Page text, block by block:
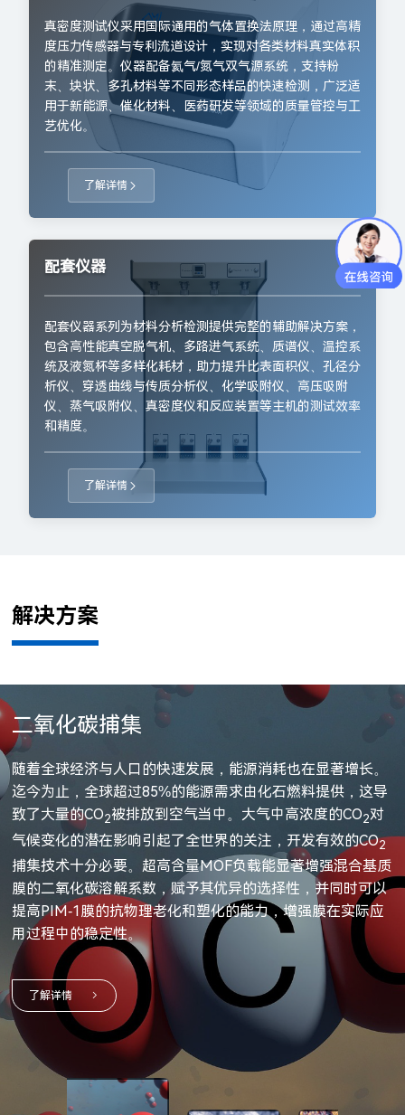
真密度测试仪采用国际通用的气体置换法原理，通过高精
度压力传感器与专利流道设计，实现对各类材料真实体积
的精准测定。仪器配备氦气/氮气双气源系统，支持粉
末、块状、多孔材料等不同形态样品的快速检测，广泛适
用于新能源、催化材料、医药研发等领域的质量管控与工
艺优化。
了解详情
配套仪器
配套仪器系列为材料分析检测提供完整的辅助解决方案，
包含高性能真空脱气机、多路进气系统、质谱仪、温控系
统及液氮杯等多样化耗材，助力提升比表面积仪、孔径分
析仪、穿透曲线与传质分析仪、化学吸附仪、高压吸附
仪、蒸气吸附仪、真密度仪和反应装置等主机的测试效率
和精度。
了解详情
解决方案
锂电池
在动力电池界，三元锂和磷酸铁锂是最常用的两种锂离子电
池。三元锂电池因为其正极材料中的镍钴铝或镍钴锰而得
名“三元”，而磷酸铁锂电池的正极材料为磷酸铁锂。
二氧化碳捕集
随着全球经济与人口的快速发展，能源消耗也在显著增长。
迄今为止，全球超过85%的能源需求由化石燃料提供，这导
致了大量的CO2被排放到空气当中。大气中高浓度的CO2对
气候变化的潜在影响引起了全世界的关注，开发有效的CO2
捕集技术十分必要。超高含量MOF负载能显著增强混合基质
膜的二氧化碳溶解系数，赋予其优异的选择性，并同时可以
提高PIM-1膜的抗物理老化和塑化的能力，增强膜在实际应
用过程中的稳定性。
了解详情
催化剂研究
在烃类反应中，烃被还原为碳单质沉积在催化剂表面上，这
种沉积下来的碳单质被称作积炭。由于积炭，导致催化剂活
性衰减。因此研究积炭的动力学和反应机理，对于减少积炭
的发生，延长催化剂寿命具有重要意义。
TPO(Temperature Programmed0xidization)是研究催化剂
积炭并与反应性能关联的一种较灵敏的方法。
了解详情
多孔材料
多孔材料研究(因此实际上是关于无中生有的科学)几十年来
一直吸引着材料化学家。制造出越来越小的孔并控制其排列
的可能性已经导致了一系列新材料的出现，而这些材料现在
已被用于日常或工业应用。对多孔材料的评论通常始于活化
炭的古老用途(很久以前)，或者至少始于第一个天然沸石或
合成沸石的发现(分别在近250年和70年前)。然而，这个简
短的观点只是描述了近10年来多孔材料研究的一些亮点——
当然这是一种非常主观的方式。
了解详情
垃圾焚烧
垃圾焚烧处理已成为我国城市生活垃圾处理的主要方式之
一。垃圾焚烧过程中会向环境排放二次污染物，其中二噁英
目前已知的毒性最大且化学稳定性强的有机污染物。二噁英
是一些氯化多核芳香化合物的总称，其毒性与苯环上卤素原
子的取代位置有很大关系，其中以2,3,7,8-四氯二苯并二噁英
（TCDD）的毒性最强，因它们毒性的差异，需要有统一的
标准来评定其毒性强弱。
了解详情
药用辅料
淀粉是药物制剂行业里最常见的一类药用辅料，主要用做赋
形剂和填充剂，来源广泛，种类较多。研究发现辅料与药物
的研磨时间与溶出值有线性关系，在一定时间内，研磨时间
越长，溶出度越好。通常研磨时间越长，颗粒粒径越小，比
表面积越大。美国药典USP<846>，日本药典JP 3.02，欧洲
药典Ph. Eur. 2.9.26和中国药典，都明确规定了药物粉体比
表面积的测定方法。
了解详情
金属粉末分析
从商业太阳电池来看，为了降低太阳电池的成本，提高效
率，生产厂家也在不断地减小硅片的厚度，以降低原材料的
价格。因此，为了提高电池的效率，必须考虑降低电池背表
面的复合速度，提高长波光谱响应。所以铝背场 (为了改善
硅太阳电池的效率，在 p-n 结制备完成后，往往在硅片的背
面即背光面，沉积一层铝膜，制备P+层，称为铝背场。) 的
好坏将直直接影响到太阳能电池的输出特性。
了解详情
陶瓷材料检测
如何保证陶瓷粉体材料表征过程的科学性与结果的准确性
呢？为此ISO及ASTM出台一系列标准来对材料的表征进行
规范，其中ISO 18757和ASTM C1274对陶瓷比表面测试做
了详细的说明。陶瓷粉体颗粒的比表面积与其导热系数有着
紧密的联系。随着陶瓷晶粒尺寸减小，比表面积增大，晶界
与气孔的分离区随之减小，在烧结过程中不易出现晶粒的异
常生长，晶粒分布均匀，导热系数将随之降低。
了解详情
橡胶
氟橡胶是一种通过氟原子取代碳主链高分子中氢原子的橡胶
品种。它是一种高性能弹性体，具有耐热、耐油、耐溶剂、
耐腐蚀、耐强氧化剂等特性，在航空航天、汽车工业、石油
化工及半导体等极端环境中扮演着关键角色。正是由于这些
卓越的性能，这类弹性体被广泛应用于制造密封件。常用的
密封件有氟橡胶FKM和全氟醚橡胶FFKM。
了解详情